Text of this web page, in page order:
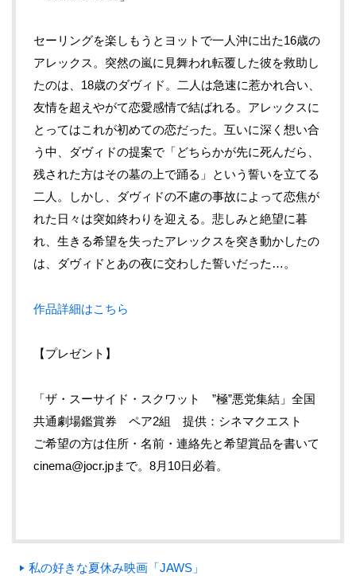
セーリングを楽しもうとヨットで一人沖に出た16歳の
アレックス。突然の嵐に見舞われ転覆した彼を救助し
たのは、18歳のダヴィド。二人は急速に惹かれ合い、
友情を超えやがて恋愛感情で結ばれる。アレックスに
とってはこれが初めての恋だった。互いに深く想い合
う中、ダヴィドの提案で「どちらかが先に死んだら、
残された方はその墓の上で踊る」という誓いを立てる
二人。しかし、ダヴィドの不慮の事故によって恋焦が
れた日々は突如終わりを迎える。悲しみと絶望に暮
れ、生きる希望を失ったアレックスを突き動かしたの
は、ダヴィドとあの夜に交わした誓いだった…。
作品詳細はこちら
【プレゼント】
「ザ・スーサイド・スクワット ”極”悪党集結」全国
共通劇場鑑賞券 ペア2組 提供：シネマクエスト
ご希望の方は住所・名前・連絡先と希望賞品を書いて
cinema@jocr.jpまで。8月10日必着。
私の好きな夏休み映画「JAWS」